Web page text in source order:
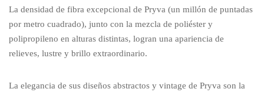
La densidad de fibra excepcional de Pryva (un millón de puntadas
por metro cuadrado), junto con la mezcla de poliéster y
polipropileno en alturas distintas, logran una apariencia de
relieves, lustre y brillo extraordinario.
La elegancia de sus diseños abstractos y vintage de Pryva son la